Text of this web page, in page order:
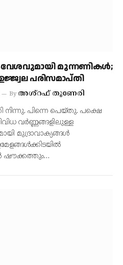
മുന്നണികള്‍;
പരിസമാപ്തി
By അശ്‌റഫ് തൂണേരി
നിന്നു. പിന്നെ പെയ്തു. പക്ഷെ
വര്‍ണ്ണങ്ങളിലുള്ള
മുദ്രാവാക്യങ്ങള്‍
ഷൗക്കത്തും…